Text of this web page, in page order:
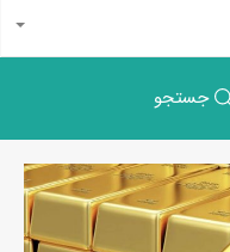
جستجو